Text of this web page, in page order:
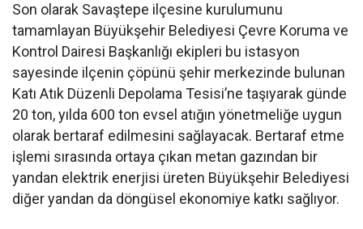
Son olarak Savaştepe ilçesine kurulumunu
tamamlayan Büyükşehir Belediyesi Çevre Koruma ve
Kontrol Dairesi Başkanlığı ekipleri bu istasyon
sayesinde ilçenin çöpünü şehir merkezinde bulunan
Katı Atık Düzenli Depolama Tesisi’ne taşıyarak günde
20 ton, yılda 600 ton evsel atığın yönetmeliğe uygun
olarak bertaraf edilmesini sağlayacak. Bertaraf etme
işlemi sırasında ortaya çıkan metan gazından bir
yandan elektrik enerjisi üreten Büyükşehir Belediyesi
diğer yandan da döngüsel ekonomiye katkı sağlıyor.